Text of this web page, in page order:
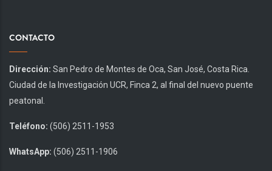
CONTACTO
Dirección: San Pedro de Montes de Oca, San José, Costa Rica.
Ciudad de la Investigación UCR, Finca 2, al final del nuevo puente
peatonal.
Teléfono: (506) 2511-1953
WhatsApp: (506) 2511-1906